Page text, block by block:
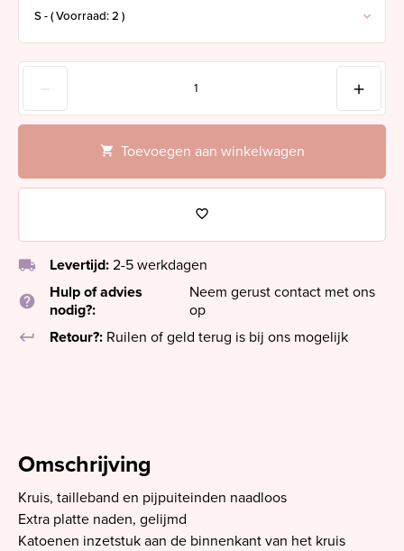
Toevoegen aan winkelwagen
local_shipping Levertijd: 2-5 werkdagen
help
Hulp of advies
nodig?:
Neem gerust contact met ons
op
keyboard_return
Retour?: Ruilen of geld terug is bij ons mogelijk
Omschrijving
Kruis, tailleband en pijpuiteinden naadloos
Extra platte naden, gelijmd
Katoenen inzetstuk aan de binnenkant van het kruis